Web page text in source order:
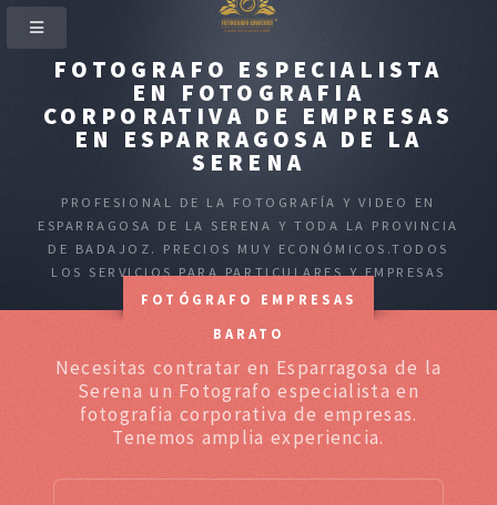
FOTOGRAFO ESPECIALISTA
EN FOTOGRAFIA
CORPORATIVA DE EMPRESAS
EN ESPARRAGOSA DE LA
SERENA
PROFESIONAL DE LA FOTOGRAFÍA Y VIDEO EN
ESPARRAGOSA DE LA SERENA Y TODA LA PROVINCIA
DE BADAJOZ. PRECIOS MUY ECONÓMICOS.TODOS
LOS SERVICIOS PARA PARTICULARES Y EMPRESAS
FOTÓGRAFO EMPRESAS
BARATO
Necesitas contratar en Esparragosa de la
Serena un Fotografo especialista en
fotografia corporativa de empresas.
Tenemos amplia experiencia.